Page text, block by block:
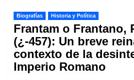
Biografías Historia y Política
Frantam o Frantano,
(¿-457): Un breve
contexto de la
Imperio Romano